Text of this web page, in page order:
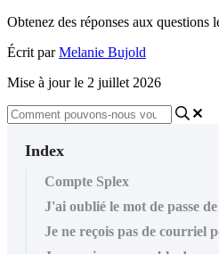
Obtenez des réponses aux questions
Écrit parMelanie Bujold
Mise à jour le 2 juillet 2026
Index
Compte Splex
J'ai oublié le mot de passe
Je ne reçois pas de courriel